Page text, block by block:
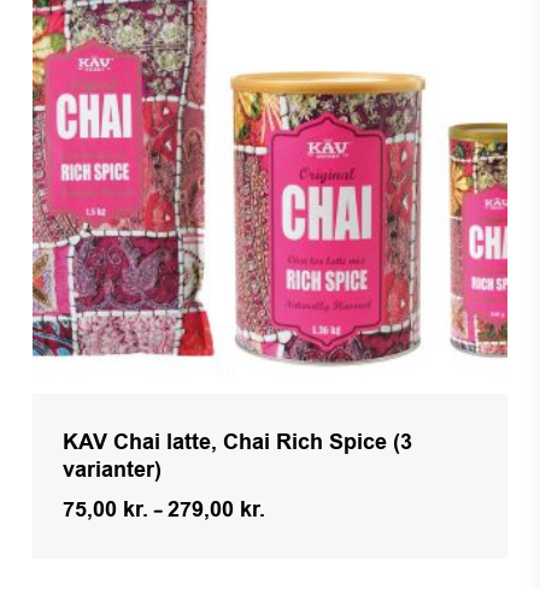
KAV Chai latte, Chai Rich Spice (3
varianter)
75,00 kr. –279,00 kr.